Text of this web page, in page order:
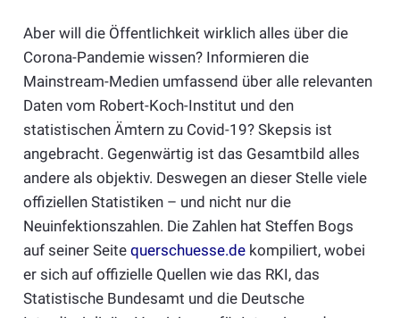
Aber will die Öffentlichkeit wirklich alles über die
Corona-Pandemie wissen? Informieren die
Mainstream-Medien umfassend über alle relevanten
Daten vom Robert-Koch-Institut und den
statistischen Ämtern zu Covid-19? Skepsis ist
angebracht. Gegenwärtig ist das Gesamtbild alles
andere als objektiv. Deswegen an dieser Stelle viele
offiziellen Statistiken – und nicht nur die
Neuinfektionszahlen. Die Zahlen hat Steffen Bogs
auf seiner Seite querschuesse.dekompiliert, wobei
er sich auf offizielle Quellen wie das RKI, das
Statistische Bundesamt und die Deutsche